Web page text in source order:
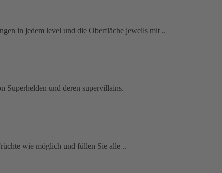
in jedem level und die Oberfläche jeweils mit ..
Superhelden und deren supervillains.
wie möglich und füllen Sie alle ..